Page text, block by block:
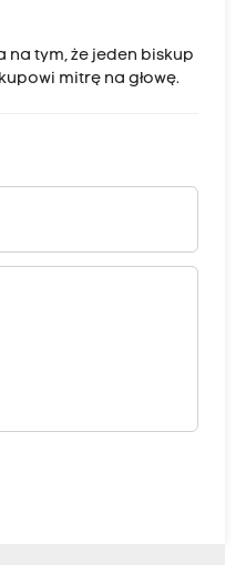
tym, że jeden biskup
mitrę na głowę.